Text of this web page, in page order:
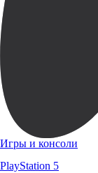
Игры и консоли
PlayStation 5